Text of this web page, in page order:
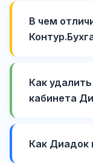
В чем
Как
кабинета
Как Диадок